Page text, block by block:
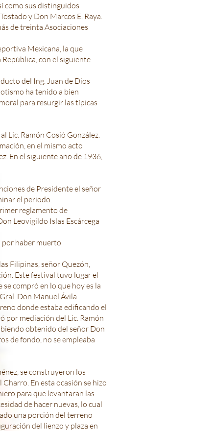
como sus distinguidos
y Don Marcos E. Raya.
de treinta Asociaciones
Mexicana, la que
con el siguiente
del Ing. Juan de Dios
ha tenido a bien
para resurgir las típicas
Lic. Ramón Cosió González.
en el mismo acto
En el siguiente año de 1936,
de Presidente el señor
el periodo.
reglamento de
Leovigildo Islas Escárcega
por haber muerto
Filipinas, señor Quezón,
Este festival tuvo lugar el
compró en lo que hoy es la
Don Manuel Ávila
donde estaba edificando el
por mediación del Lic. Ramón
obtenido del señor Don
de fondo, no se empleaba
se construyeron los
En esta ocasión se hizo
para que levantaran las
de hacer nuevas, lo cual
una porción del terreno
del lienzo y plaza en